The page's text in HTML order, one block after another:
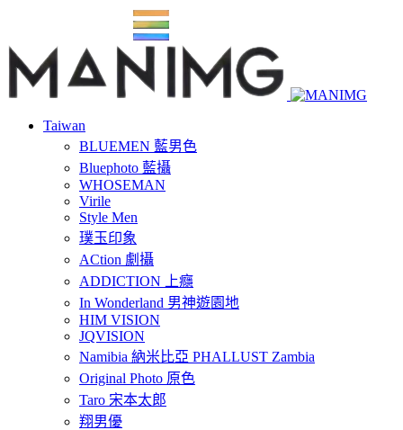
Taiwan
BLUEMEN 藍男色
Bluephoto 藍攝
WHOSEMAN
Virile
Style Men
璞玉印象
ACtion 劇攝
ADDICTION 上癮
In Wonderland 男神遊園地
HIM VISION
JQVISION
Namibia 納米比亞 PHALLUST Zambia
Original Photo 原色
Taro 宋本太郎
翔男優